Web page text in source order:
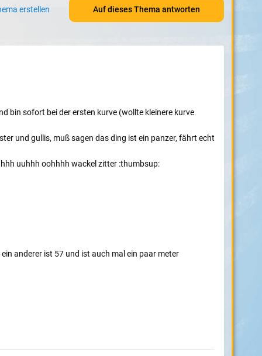
Auf dieses Thema antworten
erstellen
bin sofort bei der ersten kurve (wollte kleinere kurve
und gullis, muß sagen das ding ist ein panzer, fährt echt
uuhhh oohhhh wackel zitter :thumbsup:
anderer ist 57 und ist auch mal ein paar meter